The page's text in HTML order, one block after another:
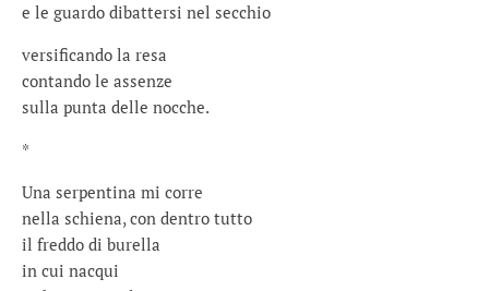
e le guardo dibattersi nel secchio
versificando la resa
contando le assenze
sulla punta delle nocche.
*
Una serpentina mi corre
nella schiena, con dentro tutto
il freddo di burella
in cui nacqui